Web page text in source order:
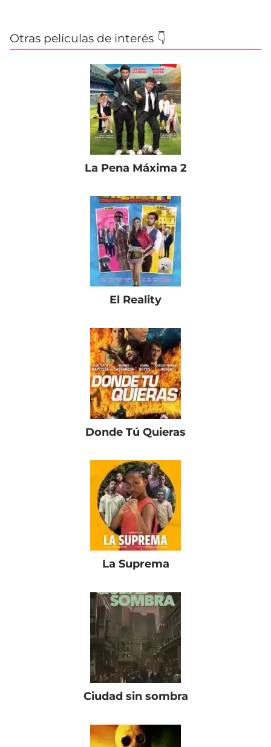
Otras películas de interés 👇
La Pena Máxima 2
El Reality
Donde Tú Quieras
La Suprema
Ciudad sin sombra